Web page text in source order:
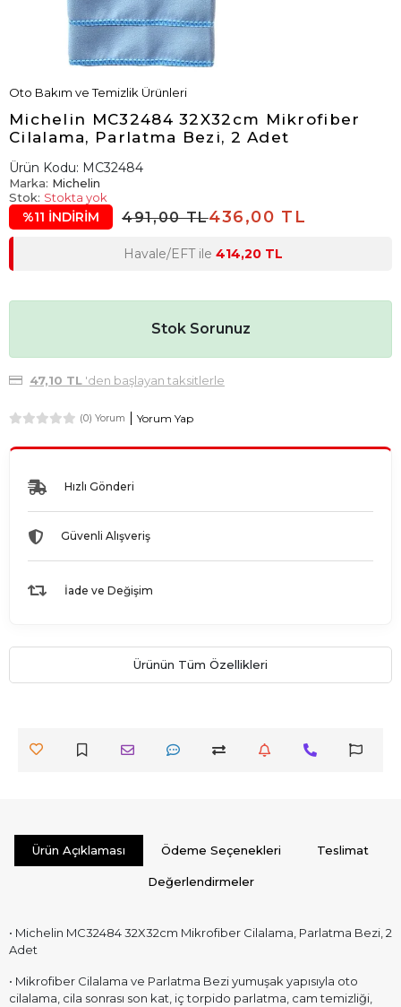
Oto Bakım ve Temizlik Ürünleri
Michelin MC32484 32X32cm Mikrofiber
Cilalama, Parlatma Bezi, 2 Adet
Ürün Kodu: MC32484
Marka: Michelin
Stok: Stokta yok
%11 İNDİRİM 491,00 TL436,00 TL
Havale/EFT ile 414,20 TL
Stok Sorunuz
47,10 TL'den başlayan taksitlerle
(0) Yorum Yorum Yap
Hızlı Gönderi
Güvenli Alışveriş
İade ve Değişim
Ürünün Tüm Özellikleri
Ürün Açıklaması Ödeme Seçenekleri Teslimat
Değerlendirmeler
• Michelin MC32484 32X32cm Mikrofiber Cilalama, Parlatma Bezi, 2
Adet
• Mikrofiber Cilalama ve Parlatma Bezi yumuşak yapısıyla oto
cilalama, cila sonrası son kat, iç torpido parlatma, cam temizliği,